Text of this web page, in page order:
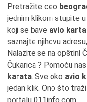
Pretražite ceo
jednim klikom stupite
koji se bave avio
saznajte njihovu
Nalazite se na opštini
Čukarica ? Pomoću
karata. Sve oko avio
jedan klik. Ono što
portalu 011info.com.